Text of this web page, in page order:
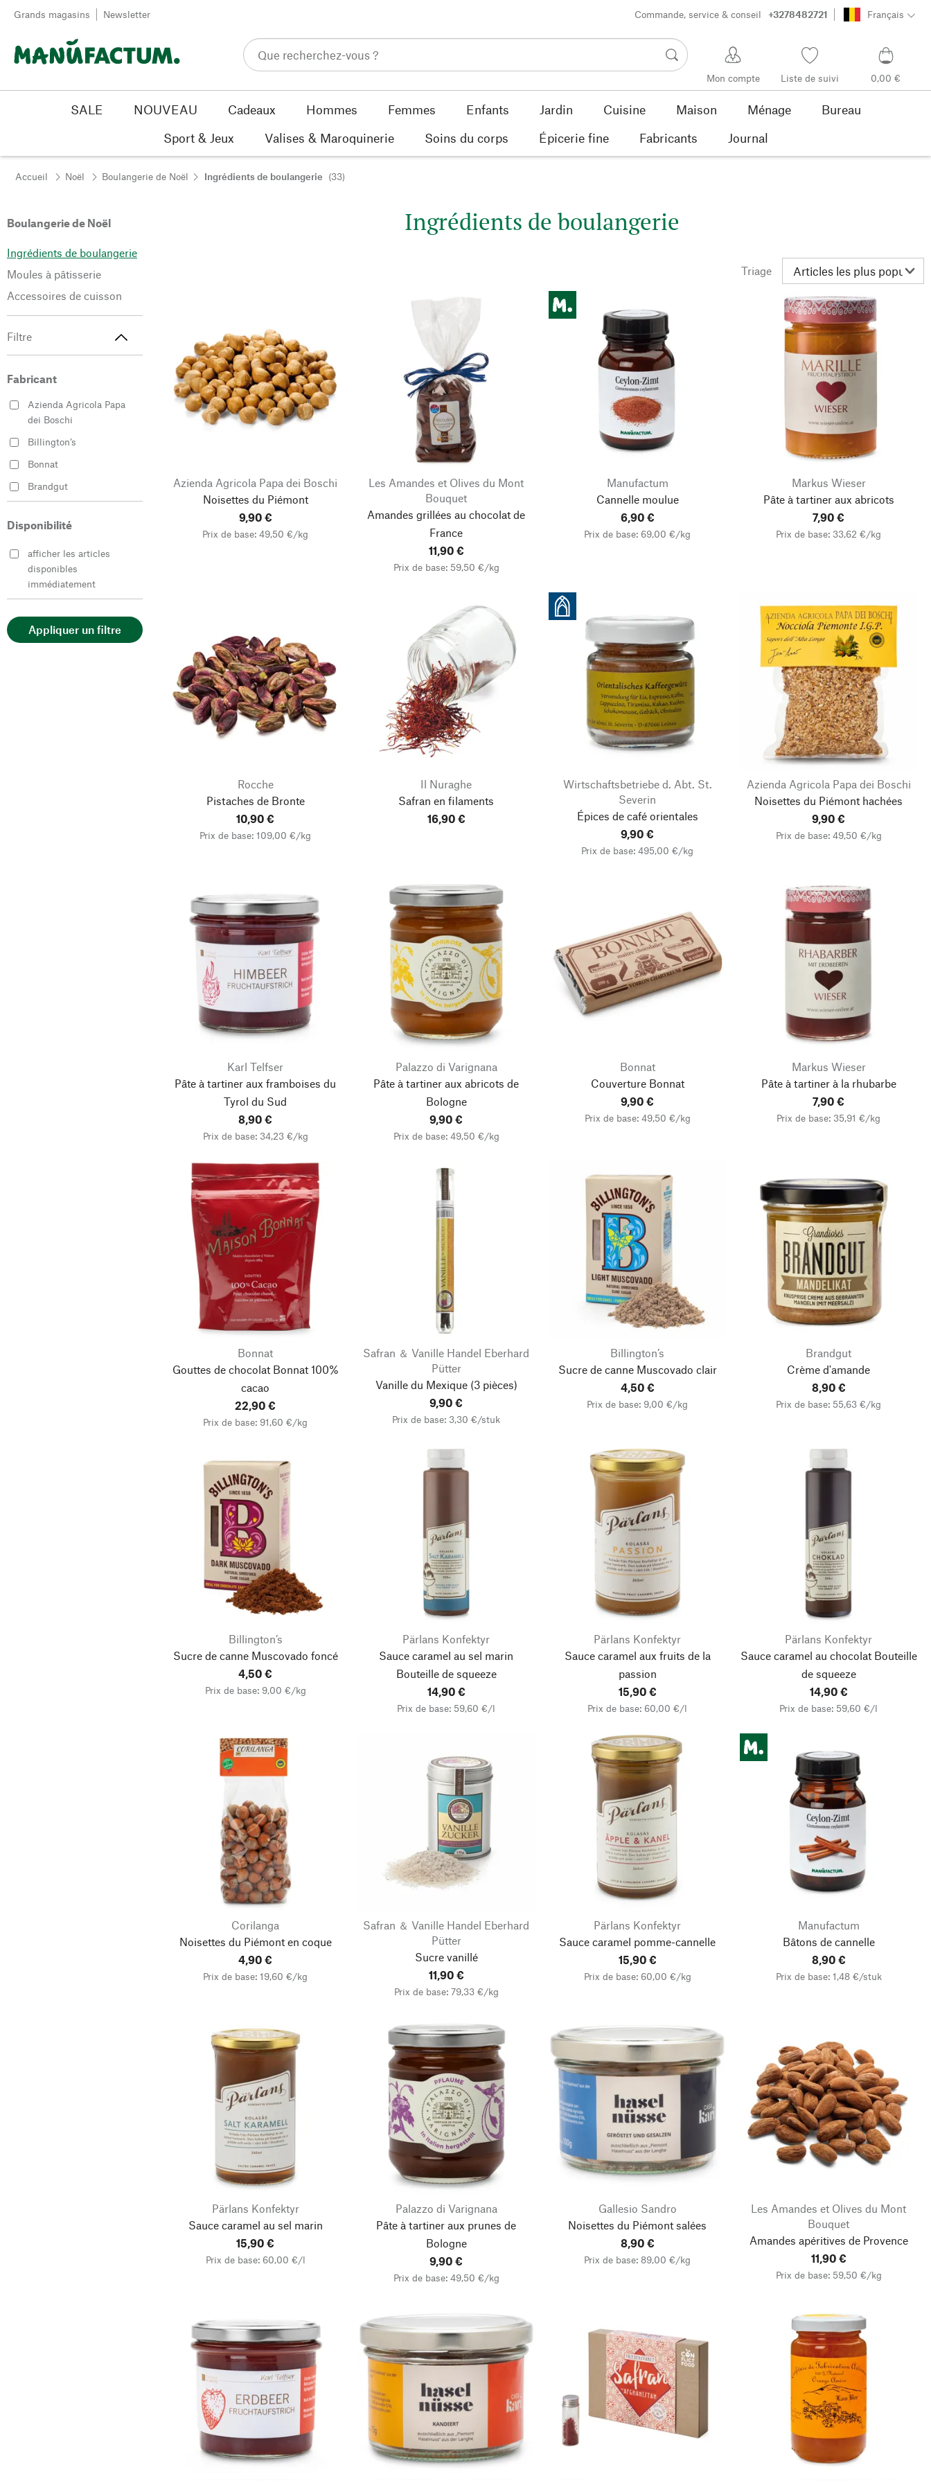
Passer au contenu
Grands magasins Newsletter Commande, service & conseil +3278482721 Français
Mon compte Liste de suivi 0,00 €
SALE NOUVEAU Cadeaux Hommes Femmes Enfants Jardin Cuisine Maison Ménage
Bureau
Sport & Jeux
Valises & Maroquinerie Soins du corps Épicerie fine Fabricants Journal
Accueil Noël Boulangerie de Noël Ingrédients de boulangerie (33)
Boulangerie de Noël
Ingrédients de boulangerie
Moules à pâtisserie
Accessoires de cuisson
Filtre
Fabricant
Azienda Agricola Papa
dei Boschi
Billington’s
Bonnat
Brandgut
Corilanga
Franza Jean-Marc
Gallesio Sandro
Il Nuraghe
Karl Telfser
Les Amandes et Olives
Disponibilité
afficher les articles
disponibles
immédiatement
Appliquer un filtre
Ingrédients de boulangerie
Triage
Azienda Agricola Papa dei Boschi
Noisettes du Piémont
9,90 €
Prix de base: 49,50 €/kg
Les Amandes et Olives du Mont
Bouquet
Amandes grillées au chocolat de
France
11,90 €
Prix de base: 59,50 €/kg
Manufactum
Cannelle moulue
6,90 €
Prix de base: 69,00 €/kg
Markus Wieser
Pâte à tartiner aux abricots
7,90 €
Prix de base: 33,62 €/kg
Rocche
Pistaches de Bronte
10,90 €
Prix de base: 109,00 €/kg
Il Nuraghe
Safran en filaments
16,90 €
Wirtschaftsbetriebe d. Abt. St.
Severin
Épices de café orientales
9,90 €
Prix de base: 495,00 €/kg
Azienda Agricola Papa dei Boschi
Noisettes du Piémont hachées
9,90 €
Prix de base: 49,50 €/kg
Karl Telfser
Pâte à tartiner aux framboises du
Tyrol du Sud
8,90 €
Prix de base: 34,23 €/kg
Palazzo di Varignana
Pâte à tartiner aux abricots de
Bologne
9,90 €
Prix de base: 49,50 €/kg
Bonnat
Couverture Bonnat
9,90 €
Prix de base: 49,50 €/kg
Markus Wieser
Pâte à tartiner à la rhubarbe
7,90 €
Prix de base: 35,91 €/kg
Bonnat
Gouttes de chocolat Bonnat 100%
cacao
22,90 €
Prix de base: 91,60 €/kg
Safran ＆ Vanille Handel Eberhard
Pütter
Vanille du Mexique(3 pièces)
9,90 €
Prix de base: 3,30 €/stuk
Billington’s
Sucre de canne Muscovado clair
4,50 €
Prix de base: 9,00 €/kg
Brandgut
Crème d'amande
8,90 €
Prix de base: 55,63 €/kg
Billington’s
Sucre de canne Muscovado foncé
4,50 €
Prix de base: 9,00 €/kg
Pärlans Konfektyr
Sauce caramel au sel marin
Bouteille de squeeze
14,90 €
Prix de base: 59,60 €/l
Pärlans Konfektyr
Sauce caramel aux fruits de la
passion
15,90 €
Prix de base: 60,00 €/l
Pärlans Konfektyr
Sauce caramel au chocolat Bouteille
de squeeze
14,90 €
Prix de base: 59,60 €/l
Corilanga
Noisettes du Piémont en coque
4,90 €
Prix de base: 19,60 €/kg
Safran ＆ Vanille Handel Eberhard
Pütter
Sucre vanillé
11,90 €
Prix de base: 79,33 €/kg
Pärlans Konfektyr
Sauce caramel pomme-cannelle
15,90 €
Prix de base: 60,00 €/kg
Manufactum
Bâtons de cannelle
8,90 €
Prix de base: 1,48 €/stuk
Pärlans Konfektyr
Sauce caramel au sel marin
15,90 €
Prix de base: 60,00 €/l
Palazzo di Varignana
Pâte à tartiner aux prunes de
Bologne
9,90 €
Prix de base: 49,50 €/kg
Gallesio Sandro
Noisettes du Piémont salées
8,90 €
Prix de base: 89,00 €/kg
Les Amandes et Olives du Mont
Bouquet
Amandes apéritives de Provence
11,90 €
Prix de base: 59,50 €/kg